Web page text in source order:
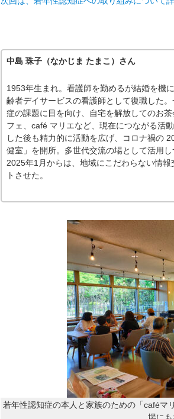
中島 珠子（なかじま たまこ）さん
1953年生まれ。看護師を勤めるが結婚を機
齢者デイサービスの看護師として復職した
症の課題に目を向け、自宅を解放してのお
フェ、café マリエなど、現在につながる活
した後も精力的に活動を広げ、コロナ禍の
健室」を開所。多世代交流の場として活用
2025年1月からは、地域にこだわらない情
トさせた。
若年性認知症の本人と家族のための「caféマ